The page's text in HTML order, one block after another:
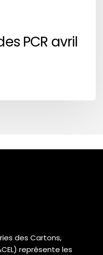
PCR avril
des Cartons,
représente les